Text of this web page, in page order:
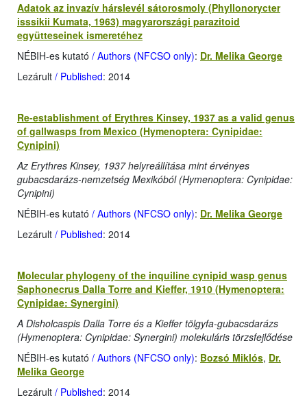
Adatok az invazív hárslevél sátorosmoly (Phyllonorycter
isssikii Kumata, 1963) magyarországi parazitoid
együtteseinek ismeretéhez
NÉBIH-es kutató / Authors (NFCSO only): Dr. Melika George
Lezárult / Published: 2014
Re-establishment of Erythres Kinsey, 1937 as a valid genus
of gallwasps from Mexico (Hymenoptera: Cynipidae:
Cynipini)
Az Erythres Kinsey, 1937 helyreállítása mint érvényes
gubacsdarázs-nemzetség Mexikóból (Hymenoptera: Cynipidae:
Cynipini)
NÉBIH-es kutató / Authors (NFCSO only): Dr. Melika George
Lezárult / Published: 2014
Molecular phylogeny of the inquiline cynipid wasp genus
Saphonecrus Dalla Torre and Kieffer, 1910 (Hymenoptera:
Cynipidae: Synergini)
A Disholcaspis Dalla Torre és a Kieffer tölgyfa-gubacsdarázs
(Hymenoptera: Cynipidae: Synergini) molekuláris törzsfejlődése
NÉBIH-es kutató / Authors (NFCSO only): Bozsó Miklós, Dr.
Melika George
Lezárult / Published: 2014